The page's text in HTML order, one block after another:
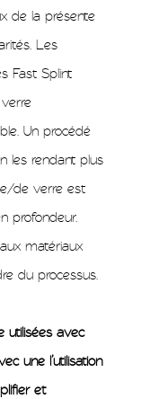
de la présente
Les
Fast Splint
Un procédé
les rendant plus
de verre est
profondeur.
matériaux
du processus.
utilisées avec
une l’utilisation
et